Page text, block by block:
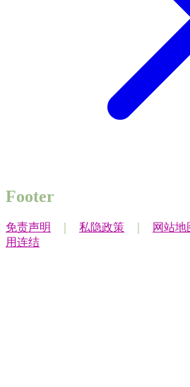
Footer
免责声明 私隐政策 网站地
用连结